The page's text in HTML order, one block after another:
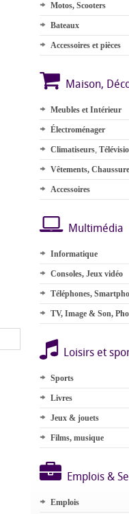
Motos, Scooters
Bateaux
Accessoires et pièces
Maison,
Meubles et Intérieur
Électroménager
Climatiseurs,
Vêtements,
Accessoires
Multimédia
Informatique
Consoles, Jeux vidéo
Téléphones,
TV, Image & Son,
Loisirs et
Sports
Livres
Jeux & jouets
Films, musique
Emplois &
Emplois